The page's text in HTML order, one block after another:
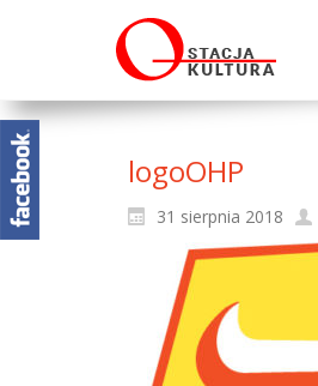
logoOHP
31 sierpnia 2018